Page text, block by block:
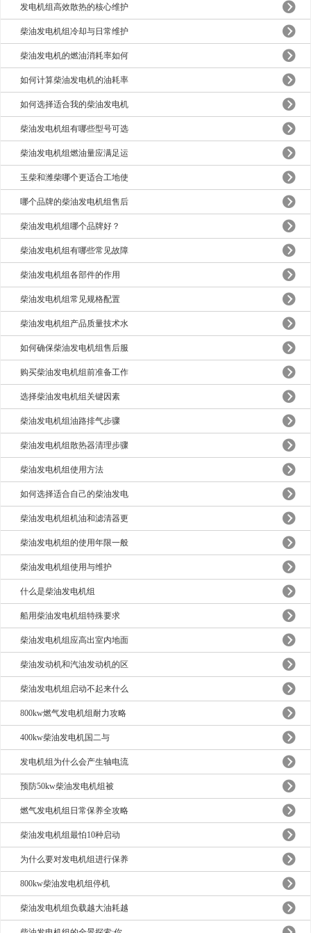
发电机组高效散热的核心维护
柴油发电机组冷却与日常维护
柴油发电机的燃油消耗率如何
如何计算柴油发电机的油耗率
如何选择适合我的柴油发电机
柴油发电机组有哪些型号可选
柴油发电机组燃油量应满足运
玉柴和潍柴哪个更适合工地使
哪个品牌的柴油发电机组售后
柴油发电机组哪个品牌好？
柴油发电机组有哪些常见故障
柴油发电机组各部件的作用
柴油发电机组常见规格配置
柴油发电机组产品质量技术水
如何确保柴油发电机组售后服
购买柴油发电机组前准备工作
选择柴油发电机组关键因素
柴油发电机组油路排气步骤
柴油发电机组散热器清理步骤
柴油发电机组使用方法
如何选择适合自己的柴油发电
柴油发电机组机油和滤清器更
柴油发电机组的使用年限一般
柴油发电机组使用与维护
什么是柴油发电机组
船用柴油发电机组特殊要求
柴油发电机组应高出室内地面
柴油发动机和汽油发动机的区
柴油发电机组启动不起来什么
800kw燃气发电机组耐力攻略
400kw柴油发电机国二与
发电机组为什么会产生轴电流
预防50kw柴油发电机组被
燃气发电机组日常保养全攻略
柴油发电机组最怕10种启动
为什么要对发电机组进行保养
800kw柴油发电机组停机
柴油发电机组负载越大油耗越